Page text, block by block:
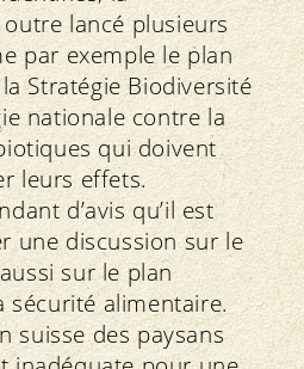
lancé plusieurs
par exemple le plan
Stratégie Biodiversité
nationale contre la
qui doivent
leurs effets.
d’avis qu’il est
une discussion sur le
sur le plan
sécurité alimentaire.
suisse des paysans